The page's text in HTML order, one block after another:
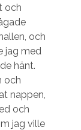
och
och
jag med
hänt.
och
nappen,
och
jag ville